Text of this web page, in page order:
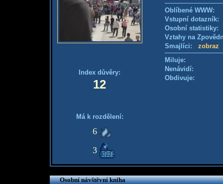
Index důvěry:
12
Má k rozdělení:
6
3
Oblíbené WWW:
Vstupní
Osobní
Vztahy na
Smajlíci: zobraz
Miluje:
Nenávidí:
Obdivuje:
Osobní návštěvní kniha